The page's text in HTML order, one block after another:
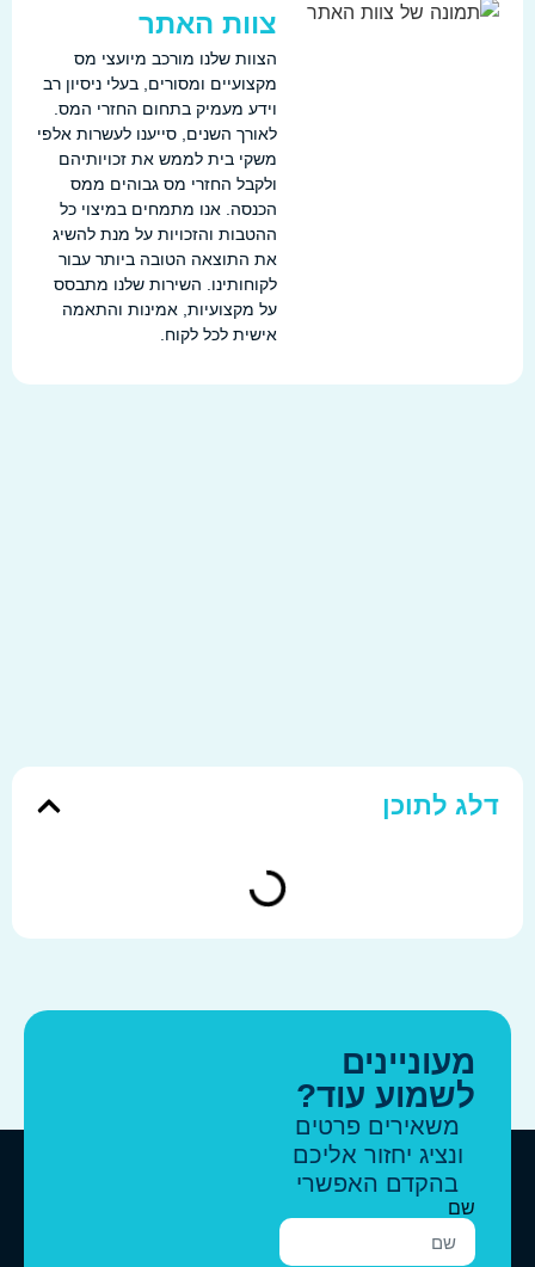
צוות האתר
הצוות שלנו מורכב מיועצי מס
מקצועיים ומסורים, בעלי ניסיון רב
וידע מעמיק בתחום החזרי המס.
לאורך השנים, סייענו לעשרות אלפי
משקי בית לממש את זכויותיהם
ולקבל החזרי מס גבוהים ממס
הכנסה. אנו מתמחים במיצוי כל
ההטבות והזכויות על מנת להשיג
את התוצאה הטובה ביותר עבור
לקוחותינו. השירות שלנו מתבסס
על מקצועיות, אמינות והתאמה
אישית לכל לקוח.
לתוכן
מעוניינים
לשמוע עוד?
משאירים פרטים
ונציג יחזור אליכם
בהקדם האפשרי